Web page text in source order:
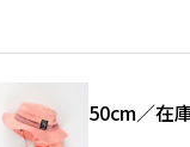
50cm／在